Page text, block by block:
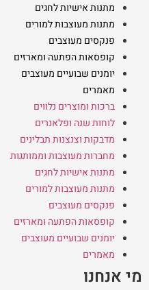
מתנות אישיות לחגים
מתנות מעוצבות למורים
פנקסים מעוצבים
קופסאות הפתעה ומארזים
יומנים שבועיים מעוצבים
מאמרים
ברכות ומוצרים נלווים
לוחות שנה ופלאנרים
מדבקות וצנצנות תבלינים
מחברות מעוצבות וממותגות
מתנות אישיות לחגים
מתנות מעוצבות למורים
פנקסים מעוצבים
קופסאות הפתעה ומארזים
יומנים שבועיים מעוצבים
מאמרים
מי אנחנו